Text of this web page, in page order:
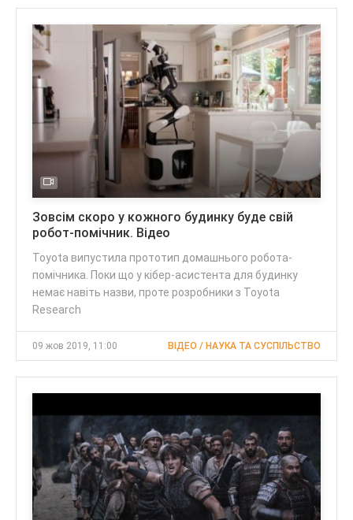
Зовсім скоро у кожного будинку буде свій
робот-помічник. Відео
Toyota випустила прототип домашнього робота-
помічника. Поки що у кібер-асистента для будинку
немає навіть назви, проте розробники з Toyota
Research
09 жов 2019, 11:00 ВІДЕО / НАУКА ТА СУСПІЛЬСТВО